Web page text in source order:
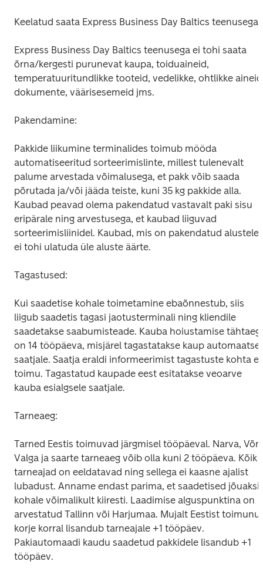
Keelatud saata Express Business Day Baltics teenusega:
Express Business Day Baltics teenusega ei tohi saata
õrna/kergesti purunevat kaupa, toiduaineid,
temperatuuritundlikke tooteid, vedelikke, ohtlikke
dokumente, väärisesemeid jms.
Pakendamine:
Pakkide liikumine terminalides toimub mööda
automatiseeritud sorteerimislinte, millest tulenevalt
palume arvestada võimalusega, et pakk võib saada
põrutada ja/või jääda teiste, kuni 35 kg pakkide alla.
Kaubad peavad olema pakendatud vastavalt paki sisu
eripärale ning arvestusega, et kaubad liiguvad
sorteerimisliinidel. Kaubad, mis on pakendatud alustele,
ei tohi ulatuda üle aluste äärte.
Tagastused:
Kui saadetise kohale toimetamine ebaõnnestub, siis
liigub saadetis tagasi jaotusterminali ning kliendile
saadetakse saabumisteade. Kauba hoiustamise tähtaeg
on 14 tööpäeva, misjärel tagastatakse kaup
saatjale. Saatja eraldi informeerimist tagastuste kohta ei
toimu. Tagastatud kaupade eest esitatakse veoarve
kauba esialgsele saatjale.
Tarneaeg:
Tarned Eestis toimuvad järgmisel tööpäeval. Narva,
Valga ja saarte tarneaeg võib olla kuni 2 tööpäeva. Kõik
tarneajad on eeldatavad ning sellega ei kaasne ajalist
lubadust. Anname endast parima, et saadetised
kohale võimalikult kiiresti. Laadimise alguspunktina on
arvestatud Tallinn või Harjumaa. Mujalt Eestist
korje korral lisandub tarneajale +1 tööpäev.
Pakiautomaadi kaudu saadetud pakkidele lisandub +1
tööpäev.